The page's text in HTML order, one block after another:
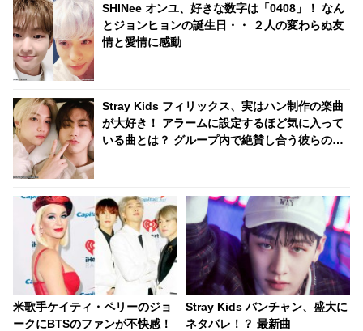
SHINee オンユ、好きな数字は「0408」！ なん
とジョンヒョンの誕生日・・ ２人の変わらぬ友
情と愛情に感動
Stray Kids フィリックス、実はハン制作の楽曲
が大好き！ アラームに設定するほど気に入って
いる曲とは？ グループ内で絶賛し合う彼らの仲
米歌手ケイティ・ペリーのジョ
ークにBTSのファンが不快感！
Stray Kids バンチャン、盛大に
ネタバレ！？ 最新曲